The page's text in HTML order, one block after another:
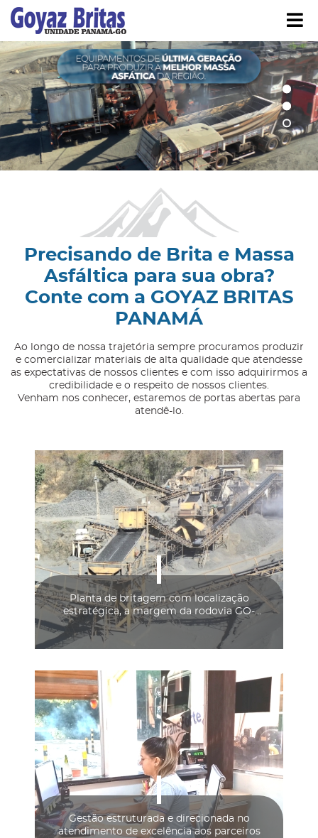
Ocultar Submenu
Precisando de Brita e Massa
Asfáltica para sua obra?
Conte com a GOYAZ BRITAS
PANAMÁ
Ao longo de nossa trajetória sempre procuramos produzir
e comercializar materiais de alta qualidade que atendesse
as expectativas de nossos clientes e com isso adquirirmos a
credibilidade e o respeito de nossos clientes.
Venham nos conhecer, estaremos de portas abertas para
atendê-lo.
Planta de britagem com localização
estratégica, a margem da rodovia GO-
210
Gestão estruturada e direcionada no
atendimento de excelência aos parceiros